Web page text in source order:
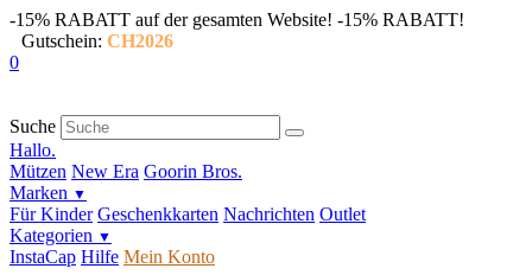
-15% RABATT auf der gesamten Website! -15% RABATT!
Gutschein: CH2026
0
Suche
Hallo.
Mützen New Era Goorin Bros.
Marken ▼
Für Kinder Geschenkkarten Nachrichten Outlet
Kategorien ▼
InstaCap Hilfe Mein Konto